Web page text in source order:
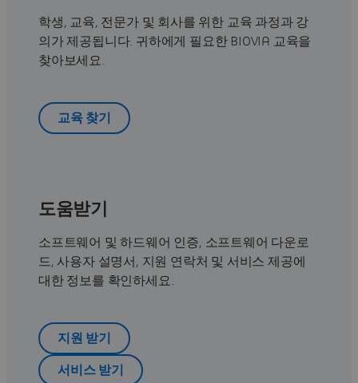
학생, 교육, 전문가 및 회사를 위한 교육 과정과 강
의가 제공됩니다. 귀하에게 필요한 BIOVIA 교육을
찾아보세요.
교육 찾기
도움받기
소프트웨어 및 하드웨어 인증, 소프트웨어 다운로
드, 사용자 설명서, 지원 연락처 및 서비스 제공에
대한 정보를 확인하세요.
지원 받기
서비스 받기